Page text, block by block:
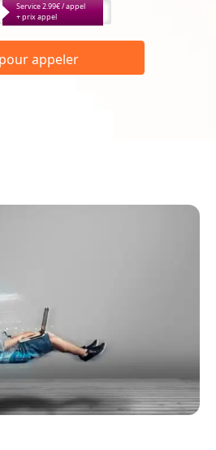
Service 2.99€ / appel
+ prix appel
appeler